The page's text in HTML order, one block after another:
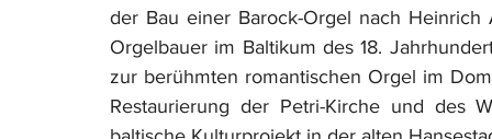
der Bau einer Barock-Orgel nach Heinrich
Orgelbauer im Baltikum des 18.
zur berühmten romantischen Orgel im
Restaurierung der Petri-Kirche und des